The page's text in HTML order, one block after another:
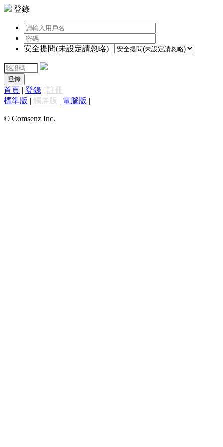
登錄
安全提問(未設定請忽略)
登錄
首頁 | 登錄 | 註冊
標準版 | 觸屏版 | 電腦版 |
© Comsenz Inc.